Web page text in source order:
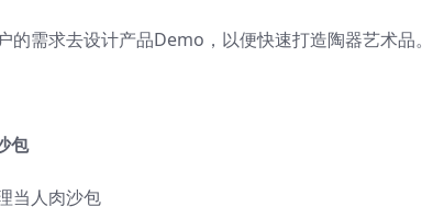
的需求去设计产品Demo，以便快速打造陶器艺术品。
包
当人肉沙包